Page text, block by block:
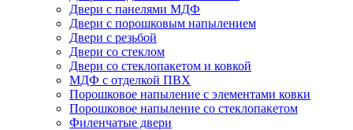
Двери с панелями МДФ
Двери с порошковым напылением
Двери с резьбой
Двери со стеклом
Двери со стеклопакетом и ковкой
МДФ с отделкой ПВХ
Порошковое напыление с элементами ковки
Порошковое напыление со стеклопакетом
Филенчатые двери